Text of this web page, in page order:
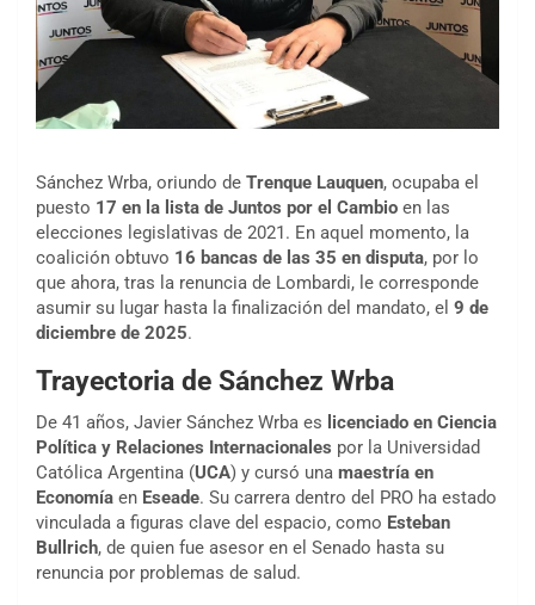
Sánchez Wrba, oriundo de Trenque Lauquen, ocupaba el
puesto 17 en la lista de Juntos por el Cambio en las
elecciones legislativas de 2021. En aquel momento, la
coalición obtuvo 16 bancas de las 35 en disputa, por lo
que ahora, tras la renuncia de Lombardi, le corresponde
asumir su lugar hasta la finalización del mandato, el 9 de
diciembre de 2025.
Trayectoria de Sánchez Wrba
De 41 años, Javier Sánchez Wrba es licenciado en Ciencia
Política y Relaciones Internacionales por la Universidad
Católica Argentina (UCA) y cursó una maestría en
Economía en Eseade. Su carrera dentro del PRO ha estado
vinculada a figuras clave del espacio, como Esteban
Bullrich, de quien fue asesor en el Senado hasta su
renuncia por problemas de salud.